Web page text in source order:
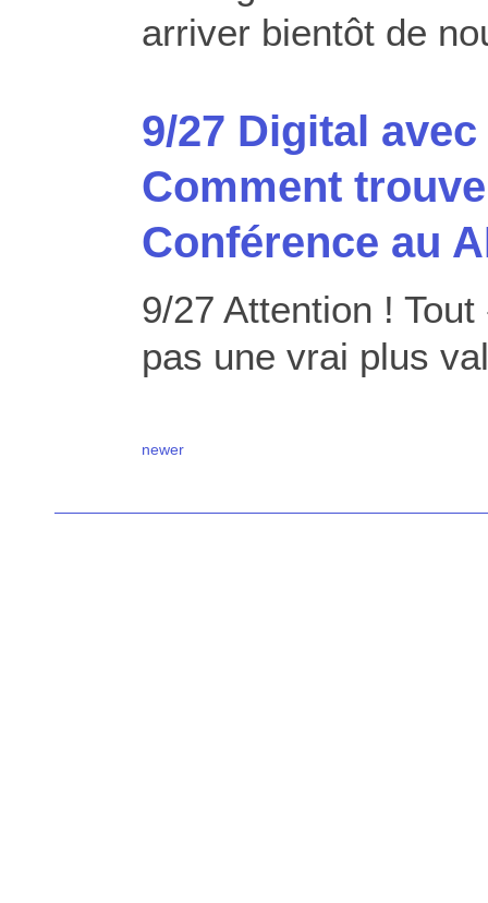
arriver bientôt de
9/27 Digital
Comment
Conférence au
9/27 Attention !
pas une vrai plus
newer